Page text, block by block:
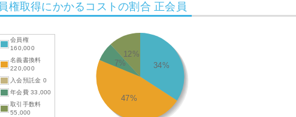
権取得にかかるコストの割合 正会員
会員権
160,000
名義書換料
220,000
入会預託金 0
年会費 33,000
取引手数料
55,000
34%
47%
7%
12%